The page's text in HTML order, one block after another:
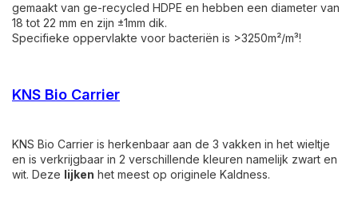
gemaakt van ge-recycled HDPE en hebben een diameter van
18 tot 22 mm en zijn ±1mm dik.
Specifieke oppervlakte voor bacteriën is >3250m²/m³!
KNS Bio Carrier
KNS Bio Carrier is herkenbaar aan de 3 vakken in het wieltje
en is verkrijgbaar in 2 verschillende kleuren namelijk zwart en
wit. Deze lijken het meest op originele Kaldness.